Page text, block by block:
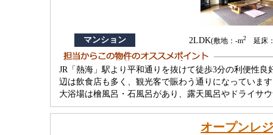
マンション 2LDK(敷地：-m2 延床
JR「熱海」駅より平和通りを抜けて徒歩3分の利便性
辺は飲食店も多く、観光客で賑わう通りになっていま
大浴場は檜風呂・石風呂があり、露天風呂やドライサ
オープンレ